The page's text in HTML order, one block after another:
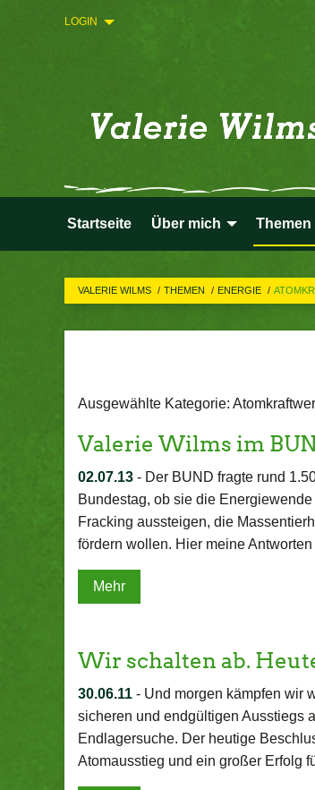
LOGIN
Startseite Über mich Themen
VALERIE WILMS THEMEN ENERGIE
Ausgewählte Kategorie:
Valerie Wilms im
02.07.13 - Der BUND fragte rund
Bundestag, ob sie die
Fracking aussteigen, die
fördern wollen. Hier meine
Mehr
Wir schalten ab.
30.06.11 - Und morgen kämpfen wir
sicheren und endgültigen Ausstiegs
Endlagersuche. Der heutige
Atomausstieg und ein großer Erfolg